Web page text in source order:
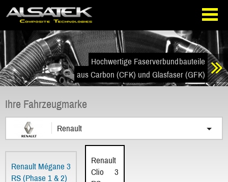
Direkt
Navigation
springen
Direkt
zum
Inhalt
springen
Hochwertige Faserverbundbauteile
aus Carbon (CFK) und Glasfaser (GFK)
Ihre Fahrzeugmarke
Renault
Renault Mégane 3
RS (Phase 1 & 2)
Renault
Clio 3